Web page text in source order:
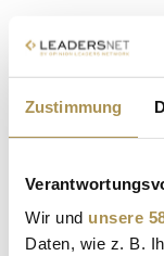
Zustimmung
Wir und unsere
Daten, wie z. B.
Energy:
CO₂-
Health:
die eine Ein-